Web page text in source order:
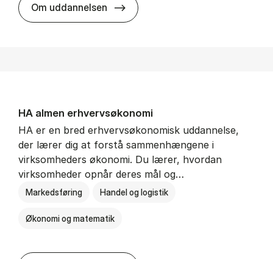
Om uddannelsen BSc in In­ter­na­tion­al Ship­ping
HA al­men erhvervs­økonomi
HA er en bred erhvervsøkonomisk uddannelse,
der lærer dig at forstå sammenhængene i
virksomheders økonomi. Du lærer, hvordan
virksomheder opnår deres mål og…
Markedsføring Handel og logistik
Økonomi og matematik